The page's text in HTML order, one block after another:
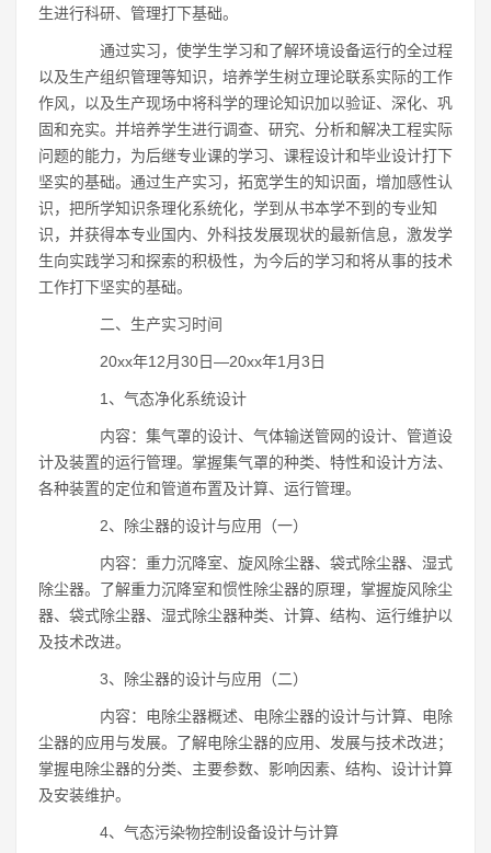
生进行科研、管理打下基础。
通过实习，使学生学习和了解环境设备运行的全过程
以及生产组织管理等知识，培养学生树立理论联系实际的工作
作风，以及生产现场中将科学的理论知识加以验证、深化、巩
固和充实。并培养学生进行调查、研究、分析和解决工程实际
问题的能力，为后继专业课的学习、课程设计和毕业设计打下
坚实的基础。通过生产实习，拓宽学生的知识面，增加感性认
识，把所学知识条理化系统化，学到从书本学不到的专业知
识，并获得本专业国内、外科技发展现状的最新信息，激发学
生向实践学习和探索的积极性，为今后的学习和将从事的技术
工作打下坚实的基础。
二、生产实习时间
20xx年12月30日―20xx年1月3日
1、气态净化系统设计
内容：集气罩的设计、气体输送管网的设计、管道设
计及装置的运行管理。掌握集气罩的种类、特性和设计方法、
各种装置的定位和管道布置及计算、运行管理。
2、除尘器的设计与应用（一）
内容：重力沉降室、旋风除尘器、袋式除尘器、湿式
除尘器。了解重力沉降室和惯性除尘器的原理，掌握旋风除尘
器、袋式除尘器、湿式除尘器种类、计算、结构、运行维护以
及技术改进。
3、除尘器的设计与应用（二）
内容：电除尘器概述、电除尘器的设计与计算、电除
尘器的应用与发展。了解电除尘器的应用、发展与技术改进；
掌握电除尘器的分类、主要参数、影响因素、结构、设计计算
及安装维护。
4、气态污染物控制设备设计与计算